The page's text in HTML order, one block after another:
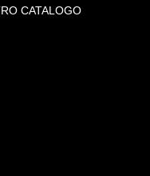
CATALOGO